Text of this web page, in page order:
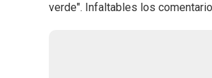
verde". Infaltables los